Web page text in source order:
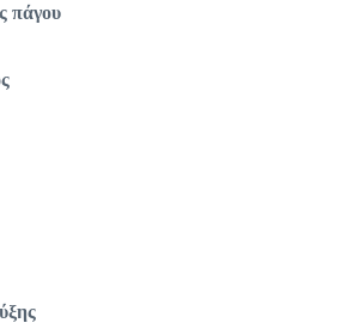
πάγου